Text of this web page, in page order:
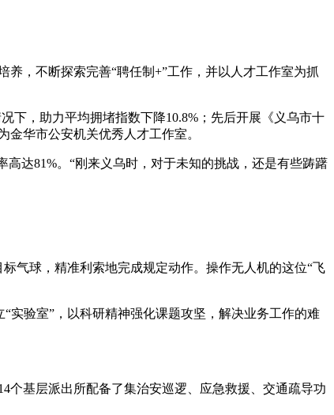
，不断探索完善“聘任制+”工作，并以人才工作室为抓
下，助力平均拥堵指数下降10.8%；先后开展《义乌市十
金华市公安机关优秀人才工作室。
达81%。“刚来义乌时，对于未知的挑战，还是有些踌躇
气球，精准利索地完成规定动作。操作无人机的这位“飞
实验室”，以科研精神强化课题攻坚，解决业务工作的难
个基层派出所配备了集治安巡逻、应急救援、交通疏导功